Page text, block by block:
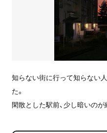
知らない街に行って知らない
た。
閑散とした駅前、少し暗いのが